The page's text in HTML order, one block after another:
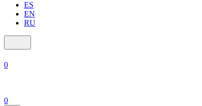
ES
EN
RU
0
0